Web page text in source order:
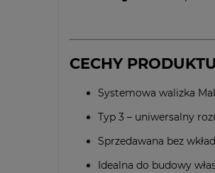
CECHY PRODUKTU
Systemowa walizka
Typ 3 – uniwersalny
Sprzedawana bez
Idealna do budowy